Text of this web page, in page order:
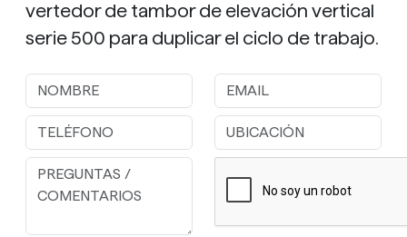
vertedor de tambor de elevación vertical
serie 500 para duplicar el ciclo de trabajo.